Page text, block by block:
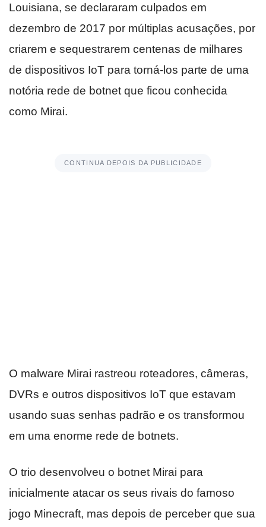
Louisiana, se declararam culpados em
dezembro de 2017 por múltiplas acusações, por
criarem e sequestrarem centenas de milhares
de dispositivos IoT para torná-los parte de uma
notória rede de botnet que ficou conhecida
como Mirai.
CONTINUA DEPOIS DA PUBLICIDADE
O malware Mirai rastreou roteadores, câmeras,
DVRs e outros dispositivos IoT que estavam
usando suas senhas padrão e os transformou
em uma enorme rede de botnets.
O trio desenvolveu o botnet Mirai para
inicialmente atacar os seus rivais do famoso
jogo Minecraft, mas depois de perceber que sua